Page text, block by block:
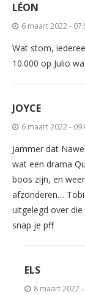
LÉON
6 maart 2022 -
Wat stom,
10.000 op Julio
JOYCE
6 maart 2022 -
Jammer dat
wat een drama
boos zijn, en
afzonderen…
uitgelegd over
snap je pff
ELS
8 maart 2022